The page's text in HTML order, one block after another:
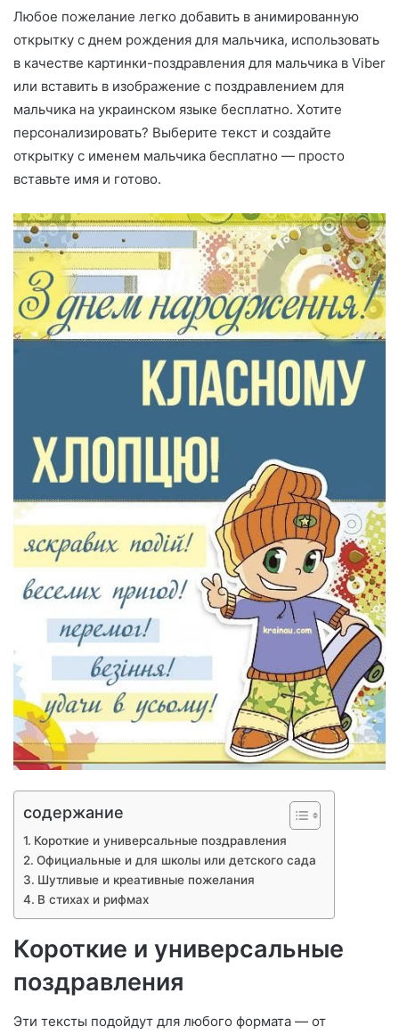
Любое пожелание легко добавить в анимированную
открытку с днем рождения для мальчика, использовать
в качестве картинки-поздравления для мальчика в Viber
или вставить в изображение с поздравлением для
мальчика на украинском языке бесплатно. Хотите
персонализировать? Выберите текст и создайте
открытку с именем мальчика бесплатно — просто
вставьте имя и готово.
содержание
Короткие и универсальные поздравления
Официальные и для школы или детского сада
Шутливые и креативные пожелания
В стихах и рифмах
Короткие и универсальные
поздравления
Эти тексты подойдут для любого формата — от